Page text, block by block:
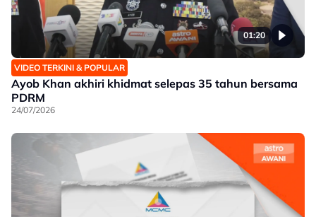
01:20
VIDEO TERKINI & POPULAR
Ayob Khan akhiri khidmat selepas 35 tahun bersama
PDRM
24/07/2026